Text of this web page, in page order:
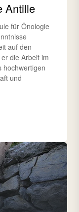
Antille
für Önologie
auf den
die Arbeit im
hochwertigen
und